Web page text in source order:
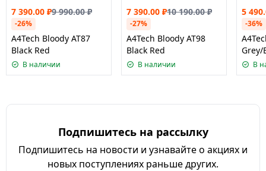
7 390.00 ₽9 990.00₽
-26%
A4Tech Bloody AT87
Black Red
В наличии
7 390.00 ₽10 190.00₽
-27%
A4Tech Bloody AT98
Black Red
В наличии
5
-36%
Grey/
В
Подпишитесь на рассылку
Подпишитесь на новости и узнавайте о акциях и
новых поступлениях раньше других.